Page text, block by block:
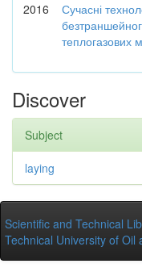
2016
Сучасні
теплогазових
Discover
Subject
laying
Scientific and Technical
Technical University of Oil